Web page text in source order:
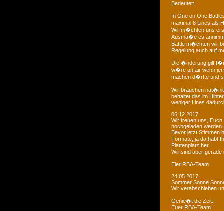
Bedeutet:
In One on One
maximal 8 Lines als
Wir m�chten uns
Ausma�e es
Battle m�chten wir
Regelung auch auf
Die �nderung gilt f�r
w�re unfair wenn
machen d�rfte und
Wir brauchen
behaltet das im
weniger Lines
06.12.2017
Wir freuen uns,
hochgeladen werden.
Bevor jetzt Stimmen
Formate, ja da habt
Plattenplatz her.
Wir sind aber
Eier RBA-Team
24.05.2017
Sommer Sonne
Wir verabschieben
Genie�t die Zeit.
Euer RBA-Team